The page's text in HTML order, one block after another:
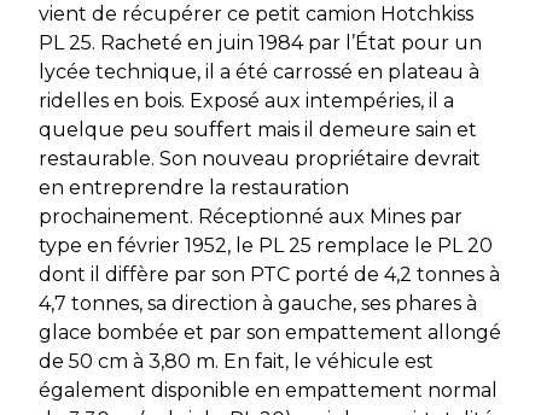
vient de récupérer ce petit camion Hotchkiss
PL 25. Racheté en juin 1984 par l’État pour un
lycée technique, il a été carrossé en plateau à
ridelles en bois. Exposé aux intempéries, il a
quelque peu souffert mais il demeure sain et
restaurable. Son nouveau propriétaire devrait
en entreprendre la restauration
prochainement. Réceptionné aux Mines par
type en février 1952, le PL 25 remplace le PL 20
dont il diffère par son PTC porté de 4,2 tonnes à
4,7 tonnes, sa direction à gauche, ses phares à
glace bombée et par son empattement allongé
de 50 cm à 3,80 m. En fait, le véhicule est
également disponible en empattement normal